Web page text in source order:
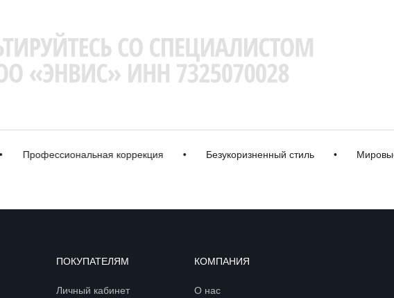
Профессиональная коррекция • Безукоризненный стиль • Мировые
ПОКУПАТЕЛЯМ
Личный кабинет
КОМПАНИЯ
О нас